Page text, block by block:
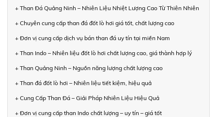
+ Than Đá Quảng Ninh – Nhiên Liệu Nhiệt Lượng Cao Từ Thiên Nhiên
+ Chuyên cung cấp than đá đốt lò hơi giá tốt, chất lượng cao
+ Đơn vị cung cấp dịch vụ bán than đá uy tín tại miền Nam
+ Than Indo – Nhiên liệu đốt lò hơi chất lượng cao, giá thành hợp lý
+ Than Quảng Ninh – Nguồn năng lượng chất lượng cao
+ Than đá đốt lò hơi – Nhiên liệu tiết kiệm, hiệu quả
+ Cung Cấp Than Đá – Giải Pháp Nhiên Liệu Hiệu Quả
+ Đơn vị cung cấp than Indo chất lượng – uy tín – giá tốt